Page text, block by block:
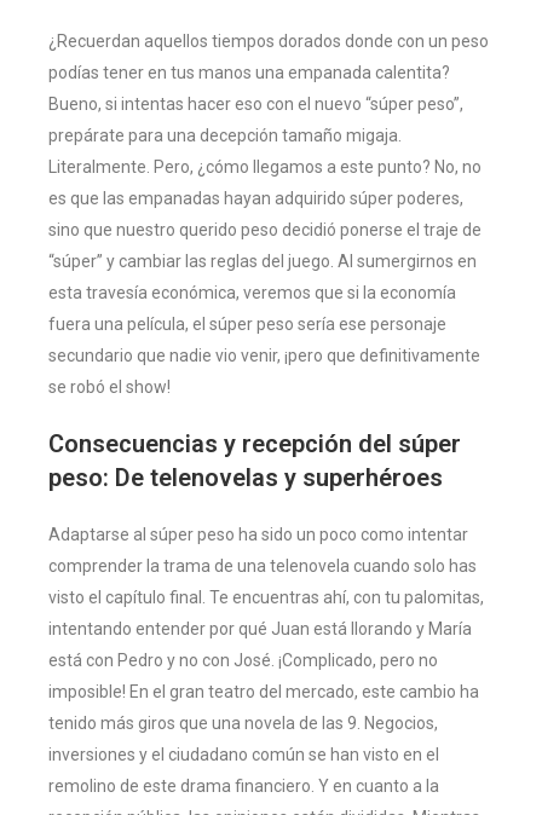
¿Recuerdan aquellos tiempos dorados donde con un peso
podías tener en tus manos una empanada calentita?
Bueno, si intentas hacer eso con el nuevo “súper peso”,
prepárate para una decepción tamaño migaja.
Literalmente. Pero, ¿cómo llegamos a este punto? No, no
es que las empanadas hayan adquirido súper poderes,
sino que nuestro querido peso decidió ponerse el traje de
“súper” y cambiar las reglas del juego. Al sumergirnos en
esta travesía económica, veremos que si la economía
fuera una película, el súper peso sería ese personaje
secundario que nadie vio venir, ¡pero que definitivamente
se robó el show!
Consecuencias y recepción del súper
peso: De telenovelas y superhéroes
Adaptarse al súper peso ha sido un poco como intentar
comprender la trama de una telenovela cuando solo has
visto el capítulo final. Te encuentras ahí, con tu palomitas,
intentando entender por qué Juan está llorando y María
está con Pedro y no con José. ¡Complicado, pero no
imposible! En el gran teatro del mercado, este cambio ha
tenido más giros que una novela de las 9. Negocios,
inversiones y el ciudadano común se han visto en el
remolino de este drama financiero. Y en cuanto a la